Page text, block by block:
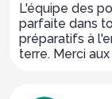
L'équipe des
parfaite dans
préparatifs à
terre. Merci